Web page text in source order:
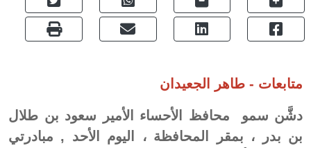
متابعات - طاهر الجعيدان
دشَّن سمو محافظ الأحساء الأمير سعود بن طلال
بن بدر ، بمقر المحافظة ، اليوم الأحد , مبادرتي